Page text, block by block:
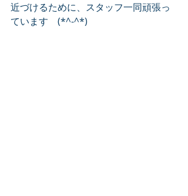
近づけるために、スタッフ一同頑張っ
ています　(*^-^*)